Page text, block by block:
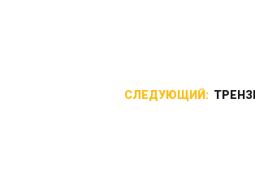
СЛЕДУЮЩИЙ: